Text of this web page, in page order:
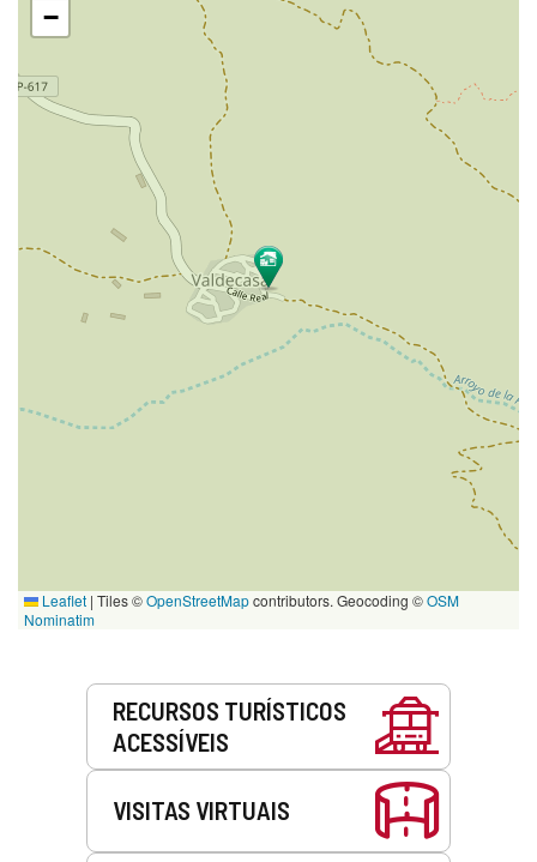
−
Leaflet | Tiles ©OpenStreetMapcontributors. Geocoding ©OSM
Nominatim
RECURSOS TURÍSTICOS
ACESSÍVEIS
VISITAS VIRTUAIS